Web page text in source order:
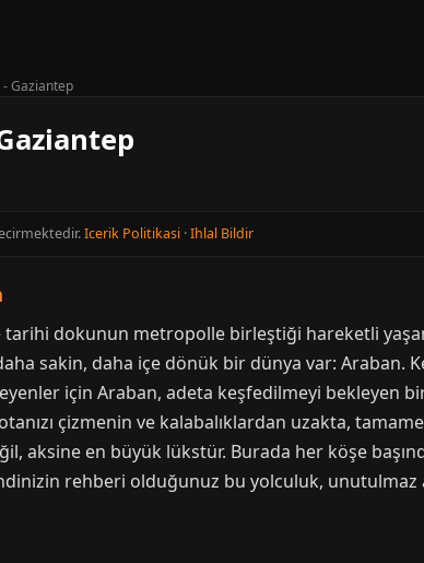
- Gaziantep
Icerik Politikasi ·Ihlal Bildir
dokunun metropolle birleştiği hareketli
sakin, daha içe dönük bir dünya var: Araban.
için Araban, adeta keşfedilmeyi bekleyen
çizmenin ve kalabalıklardan uzakta,
aksine en büyük lükstür. Burada her köşe
rehberi olduğunuz bu yolculuk, unutulmaz